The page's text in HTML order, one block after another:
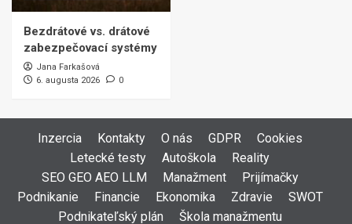
Bezdrátové vs. drátové
zabezpečovací systémy
Jana Farkašová
6. augusta 2026
0
Inzercia Kontakty O nás GDPR
Cookies
Letecké testy
Autoškola
Reality
SEO GEO AEO LLM
Manažment
Prijímačky
Podnikanie
Financie Ekonomika Zdravie
SWOT
Podnikateľský plán
Škola manažmentu